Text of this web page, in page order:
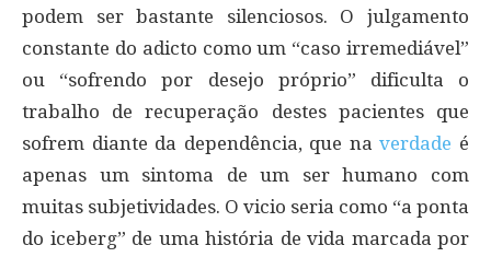
podem ser bastante silenciosos. O julgamento
constante do adicto como um “caso irremediável”
ou “sofrendo por desejo próprio” dificulta o
trabalho de recuperação destes pacientes que
sofrem diante da dependência, que naverdade é
apenas um sintoma de um ser humano com
muitas subjetividades. O vicio seria como “a ponta
do iceberg” de uma história de vida marcada por